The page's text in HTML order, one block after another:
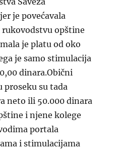
je povećavala
opštine
je platu od oko
je samo stimulacija
dinara.Obični
proseku su tada
neto ili 50.000 dinara
i njene kolege
portala
i stimulacijama